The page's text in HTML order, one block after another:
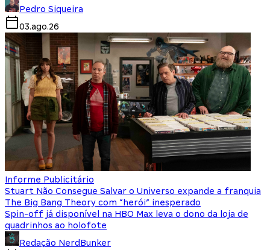
Pedro Siqueira
03.ago.26
Informe Publicitário
Stuart Não Consegue Salvar o Universo expande a franquia
The Big Bang Theory com “herói” inesperado
Spin-off já disponível na HBO Max leva o dono da loja de
quadrinhos ao holofote
Redação NerdBunker